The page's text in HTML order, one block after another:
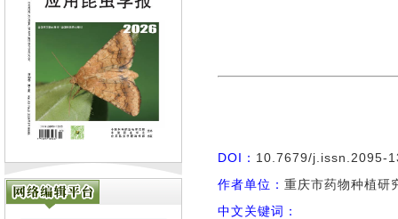
DOI： 10.7679/j.issn.2095-
作者单位： 重庆市药物种植研
中文关键词：